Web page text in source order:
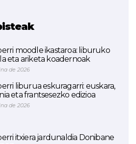
moodle ikastaroa: liburuko
eta ariketa koadernoak
de 2026
liburua eskuragarri: euskara,
eta frantsesezko edizioa
de 2026
itxiera jardunaldia Donibane